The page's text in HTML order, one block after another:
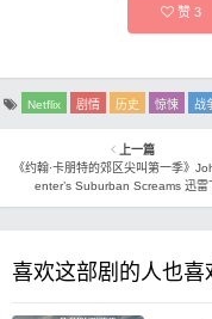
赞3
Netflix 剧情 历史 惊悚 战
上一篇
《约翰·卡朋特的郊区尖叫第一季》
enter’s Suburban Screams 迅雷
喜欢这部剧的人也喜欢